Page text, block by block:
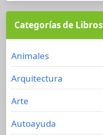
Categorías de Libros
Animales
Arquitectura
Arte
Autoayuda